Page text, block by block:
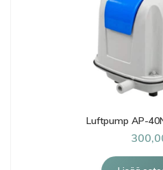
Luftpump AP-